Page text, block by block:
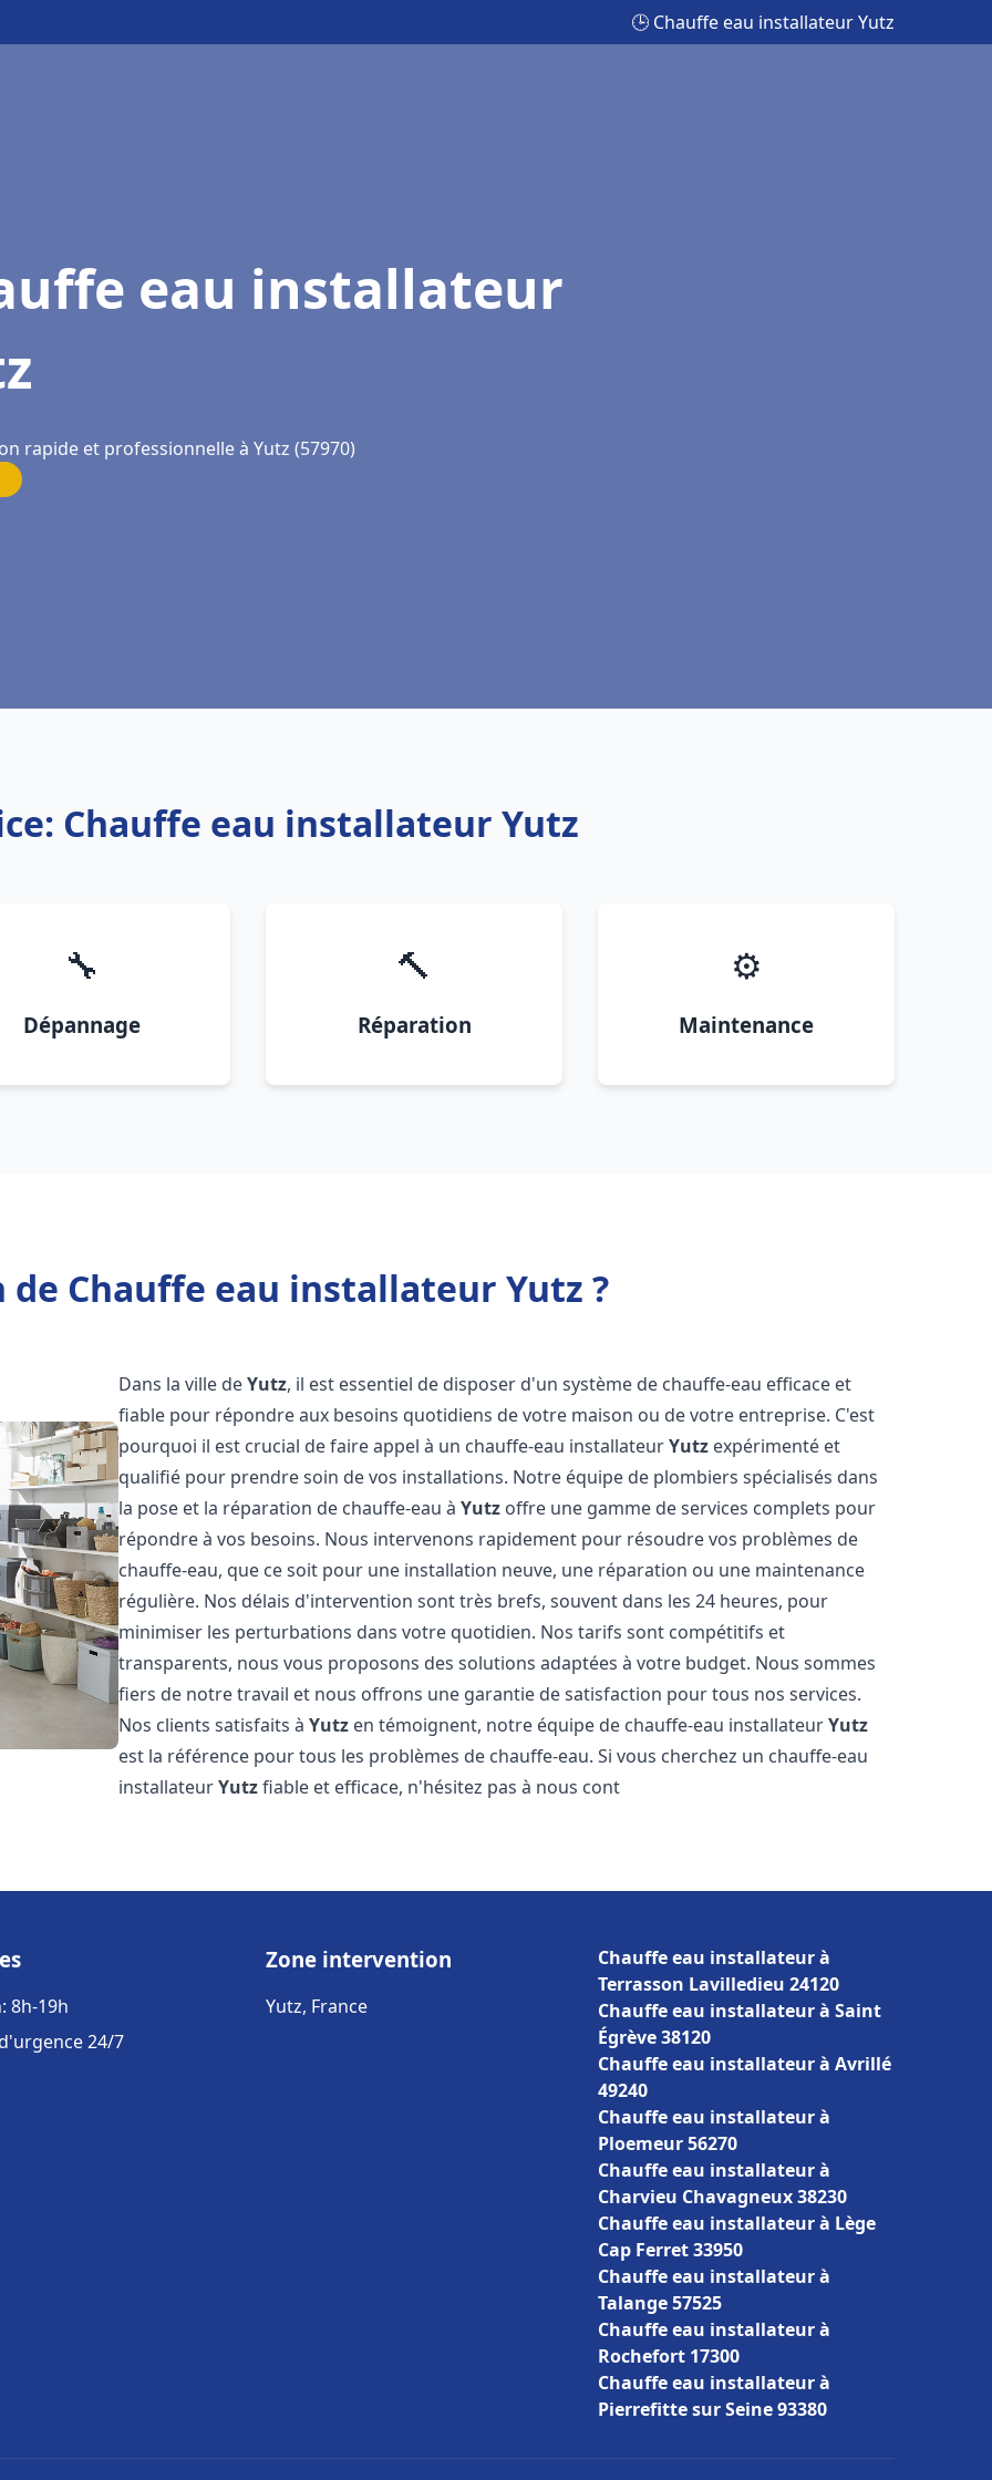
🕒 Chauffe eau installateur Yutz
eau installateur
rapide et professionnelle à Yutz (57970)
Chauffe eau installateur Yutz
🔧
Dépannage
🔨
Réparation
⚙️
Maintenance
de Chauffe eau installateur Yutz ?
Dans la ville deYutz, il est essentiel de disposer d'un système de chauffe-eau efficace et
fiable pour répondre aux besoins quotidiens de votre maison ou de votre entreprise. C'est
pourquoi il est crucial de faire appel à un chauffe-eau installateurYutz expérimenté et
qualifié pour prendre soin de vos installations. Notre équipe de plombiers spécialisés dans
la pose et la réparation de chauffe-eau àYutz offre une gamme de services complets pour
répondre à vos besoins. Nous intervenons rapidement pour résoudre vos problèmes de
chauffe-eau, que ce soit pour une installation neuve, une réparation ou une maintenance
régulière. Nos délais d'intervention sont très brefs, souvent dans les 24 heures, pour
minimiser les perturbations dans votre quotidien. Nos tarifs sont compétitifs et
transparents, nous vous proposons des solutions adaptées à votre budget. Nous sommes
fiers de notre travail et nous offrons une garantie de satisfaction pour tous nos services.
Nos clients satisfaits àYutz en témoignent, notre équipe de chauffe-eau installateurYutz
est la référence pour tous les problèmes de chauffe-eau. Si vous cherchez un chauffe-eau
installateurYutzfiable et efficace, n'hésitez pas à nous cont
8h-19h
24/7
Zone intervention
Yutz, France
Chauffe eau installateur à
Terrasson Lavilledieu 24120
Chauffe eau installateur à Saint
Égrève 38120
Chauffe eau installateur à Avrillé
49240
Chauffe eau installateur à
Ploemeur 56270
Chauffe eau installateur à
Charvieu Chavagneux 38230
Chauffe eau installateur à Lège
Cap Ferret 33950
Chauffe eau installateur à
Talange 57525
Chauffe eau installateur à
Rochefort 17300
Chauffe eau installateur à
Pierrefitte sur Seine 93380